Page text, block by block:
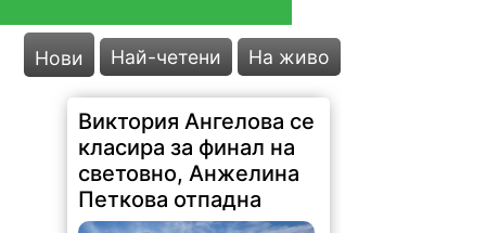
Нови Най-четени На живо
Виктория Ангелова се
класира за финал на
световно, Анжелина
Петкова отпадна